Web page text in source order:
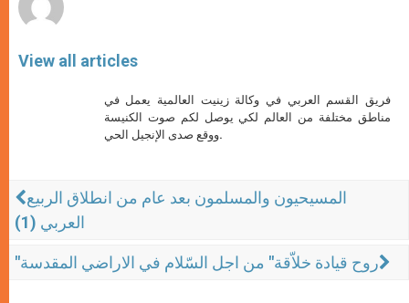
View all articles
فريق القسم العربي في وكالة زينيت العالمية يعمل في
مناطق مختلفة من العالم لكي يوصل لكم صوت الكنيسة
ووقع صدى الإنجيل الحي.
المسيحيون والمسلمون بعد عام من انطلاق الربيع
العربي (1)
"روح قيادة خلاّقة" من اجل السّلام في الاراضي المقدسة